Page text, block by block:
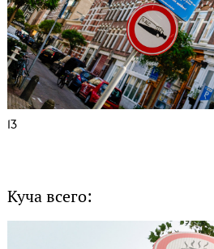
13
Куча всего: